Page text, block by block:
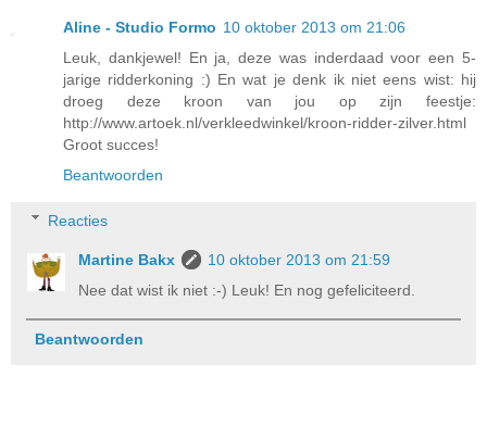
Aline - Studio Formo 10 oktober 2013 om 21:06
Leuk, dankjewel! En ja, deze was inderdaad voor een 5-
jarige ridderkoning :) En wat je denk ik niet eens wist: hij
droeg deze kroon van jou op zijn feestje:
http://www.artoek.nl/verkleedwinkel/kroon-ridder-zilver.html
Groot succes!
Beantwoorden
Reacties
Martine Bakx
10 oktober 2013 om 21:59
Nee dat wist ik niet :-) Leuk! En nog gefeliciteerd.
Beantwoorden